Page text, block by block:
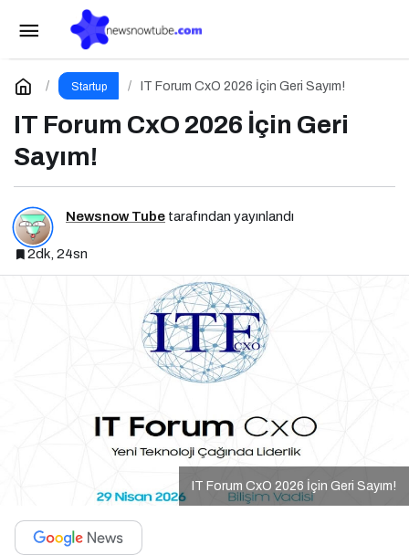
Startup IT Forum CxO 2026 İçin Geri Sayım!
IT Forum CxO 2026 İçin Geri
Sayım!
Newsnow Tube tarafından yayınlandı
2dk, 24sn
IT Forum CxO 2026 İçin Geri Sayım!
2026’da İş Dünyasını Şekillendiren Trendler
Talk N Training “İlham Veren Buluşmalar” Serisinde!
Yorum Yap